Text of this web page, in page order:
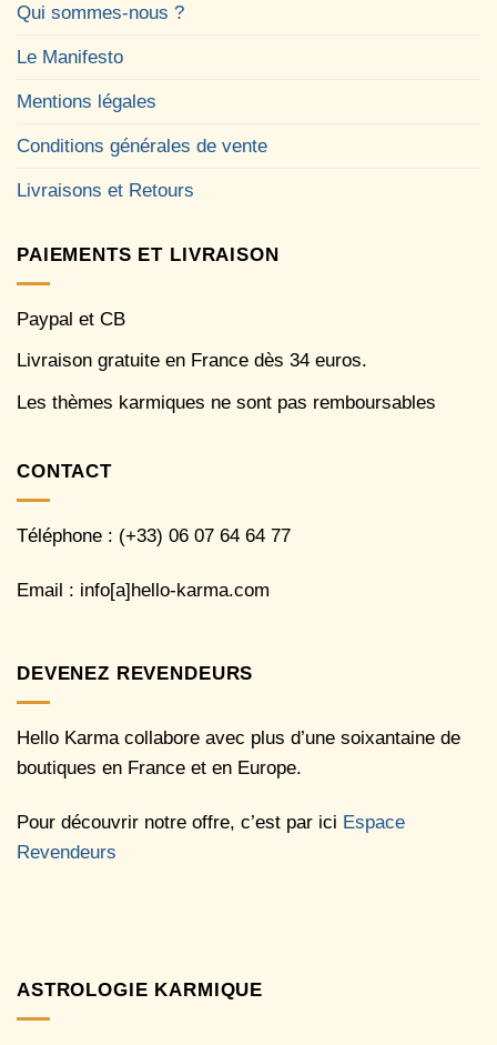
Qui sommes-nous ?
Le Manifesto
Mentions légales
Conditions générales de vente
Livraisons et Retours
PAIEMENTS ET LIVRAISON
Paypal et CB
Livraison gratuite en France dès 34 euros.
Les thèmes karmiques ne sont pas remboursables
CONTACT
Téléphone : (+33) 06 07 64 64 77
Email : info[a]hello-karma.com
DEVENEZ REVENDEURS
Hello Karma collabore avec plus d’une soixantaine de
boutiques en France et en Europe.
Pour découvrir notre offre, c’est par ici Espace
Revendeurs
ASTROLOGIE KARMIQUE